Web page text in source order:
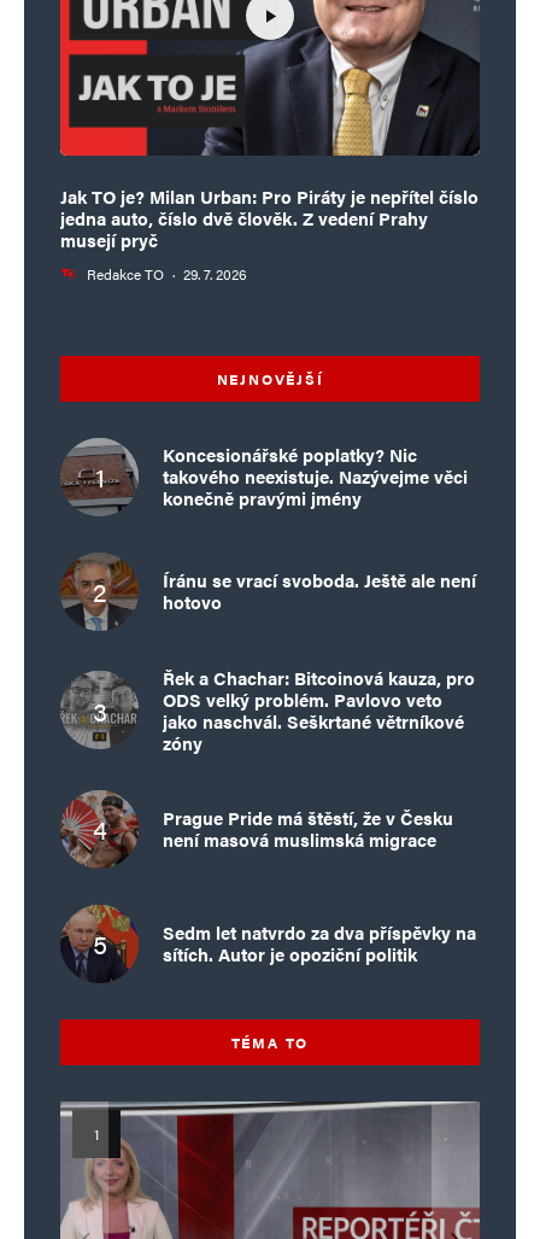
Jak TO je? Milan Urban: Pro Piráty je nepřítel číslo
jedna auto, číslo dvě člověk. Z vedení Prahy
musejí pryč
Redakce TO · 29. 7. 2026
NEJNOVĚJŠÍ
Koncesionářské poplatky? Nic
takového neexistuje. Nazývejme věci
konečně pravými jmény
Íránu se vrací svoboda. Ještě ale není
hotovo
Řek a Chachar: Bitcoinová kauza, pro
ODS velký problém. Pavlovo veto
jako naschvál. Seškrtané větrníkové
zóny
Prague Pride má štěstí, že v Česku
není masová muslimská migrace
Sedm let natvrdo za dva příspěvky na
sítích. Autor je opoziční politik
TÉMA TO
Islamistický teror v EU, 6. díl:
Mýty o Václavu Klausovi:
Vymíráme a politici lžou: